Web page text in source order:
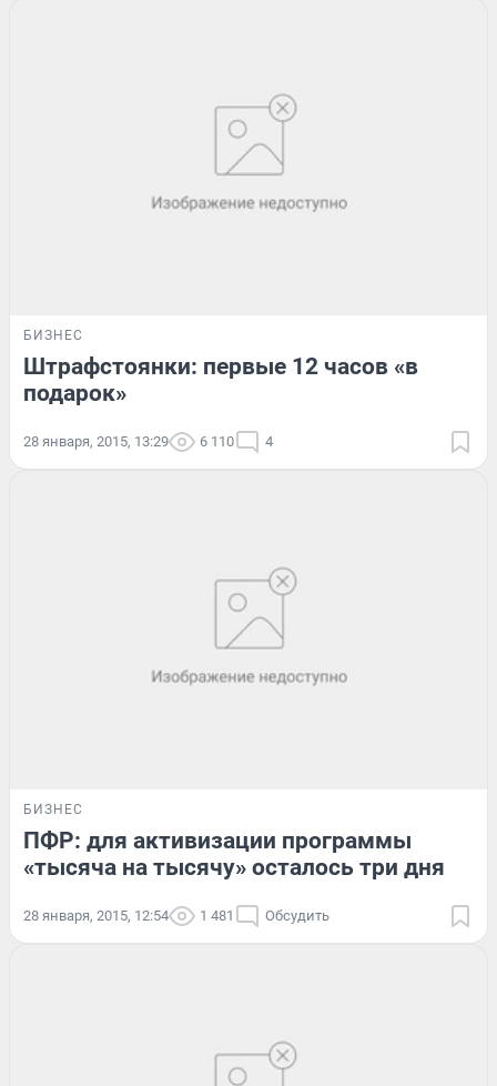
БИЗНЕС
Штрафстоянки: первые 12 часов «в
подарок»
28 января, 2015, 13:29 6 110 4
БИЗНЕС
ПФР: для активизации программы
«тысяча на тысячу» осталось три дня
28 января, 2015, 12:54 1 481 Обсудить